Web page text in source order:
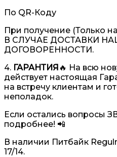
По QR-Коду
При получение (Только
В СЛУЧАЕ ДОСТАВКИ
ДОГОВОРЕННОСТИ.
4. ГАРАНТИЯ 🔥 На всю
действует настоящая
на встречу клиентам и
неполадок.
Если остались вопросы
подробнее! 📲
В наличии Питбайк
17/14.